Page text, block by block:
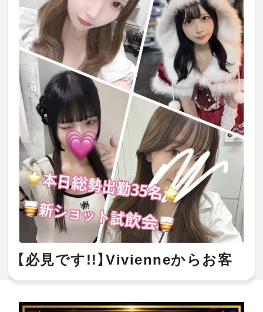
【必見です!!】Vivienneからお客
本日、システムの都合に